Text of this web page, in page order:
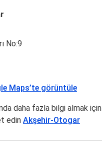
No:9
Maps’te görüntüle
daha fazla bilgi almak için
edin Akşehir-Otogar